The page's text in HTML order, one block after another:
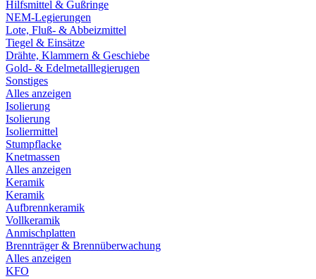
Hilfsmittel & Gußringe
NEM-Legierungen
Lote, Fluß- & Abbeizmittel
Tiegel & Einsätze
Drähte, Klammern & Geschiebe
Gold- & Edelmetalllegierugen
Sonstiges
Alles anzeigen
Isolierung
Isolierung
Isoliermittel
Stumpflacke
Knetmassen
Alles anzeigen
Keramik
Keramik
Aufbrennkeramik
Vollkeramik
Anmischplatten
Brennträger & Brennüberwachung
Alles anzeigen
KFO